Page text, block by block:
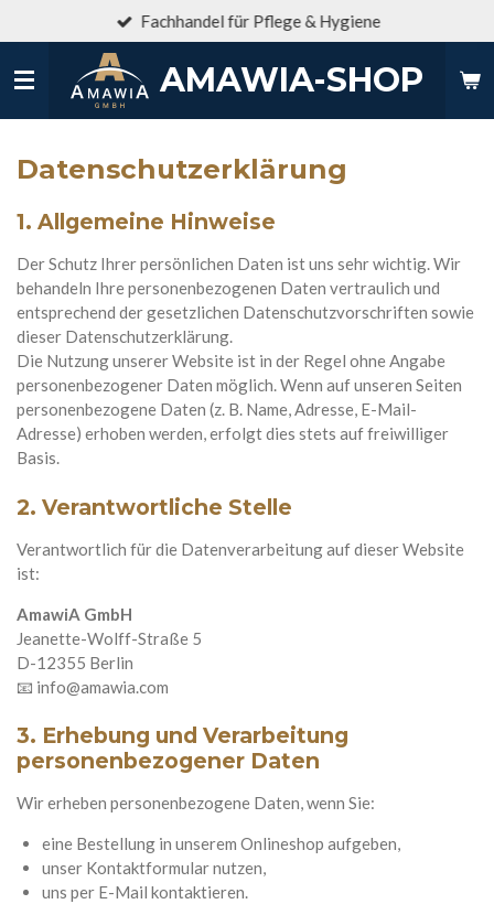
Hauptinhalt
springen
AMAWIA-SHOP
Fachhandel für Pflege & Hygiene
Datenschutzerklärung
1. Allgemeine Hinweise
Der Schutz Ihrer persönlichen Daten ist uns sehr wichtig. Wir
behandeln Ihre personenbezogenen Daten vertraulich und
entsprechend der gesetzlichen Datenschutzvorschriften sowie
dieser Datenschutzerklärung.
Die Nutzung unserer Website ist in der Regel ohne Angabe
personenbezogener Daten möglich. Wenn auf unseren Seiten
personenbezogene Daten (z. B. Name, Adresse, E-Mail-
Adresse) erhoben werden, erfolgt dies stets auf freiwilliger
Basis.
2. Verantwortliche Stelle
Verantwortlich für die Datenverarbeitung auf dieser Website
ist:
AmawiA GmbH
Jeanette-Wolff-Straße 5
D-12355 Berlin
📧 info@amawia.com
3. Erhebung und Verarbeitung
personenbezogener Daten
Wir erheben personenbezogene Daten, wenn Sie:
eine Bestellung in unserem Onlineshop aufgeben,
unser Kontaktformular nutzen,
uns per E-Mail kontaktieren.